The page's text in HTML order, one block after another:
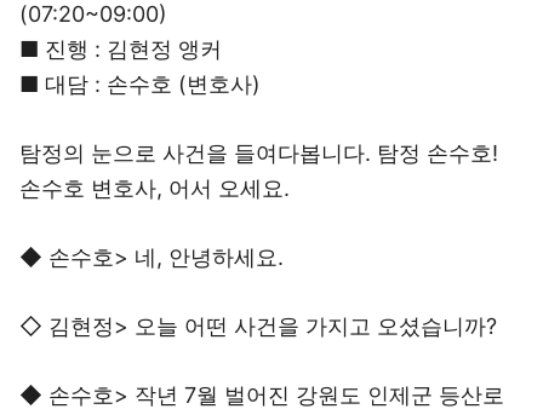
(07:20~09:00)
■ 진행 : 김현정 앵커
■ 대담 : 손수호 (변호사)
탐정의 눈으로 사건을 들여다봅니다. 탐정 손수호!
손수호 변호사, 어서 오세요.
◆ 손수호> 네, 안녕하세요.
◇ 김현정> 오늘 어떤 사건을 가지고 오셨습니까?
◆ 손수호> 작년 7월 벌어진 강원도 인제군 등산로